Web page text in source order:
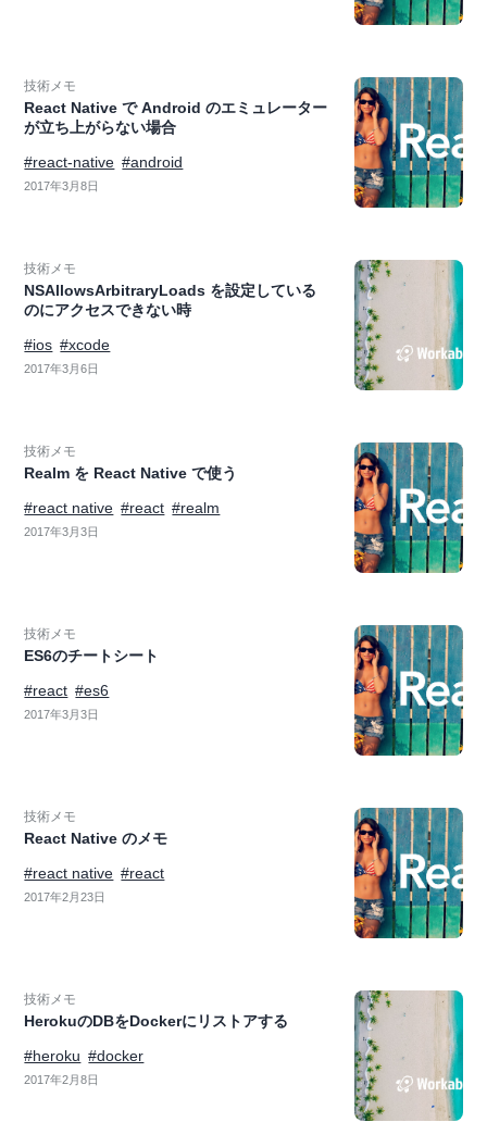
技術メモ
React Native で Android のエミュレーター
が立ち上がらない場合
#react-native #android
2017年3月8日
技術メモ
NSAllowsArbitraryLoads を設定している
のにアクセスできない時
#ios #xcode
2017年3月6日
技術メモ
Realm を React Native で使う
#react native #react #realm
2017年3月3日
技術メモ
ES6のチートシート
#react #es6
2017年3月3日
技術メモ
React Native のメモ
#react native #react
2017年2月23日
技術メモ
HerokuのDBをDockerにリストアする
#heroku #docker
2017年2月8日